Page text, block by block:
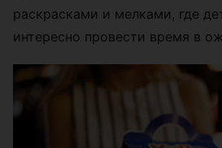
раскрасками и мелками, где
интересно провести время в